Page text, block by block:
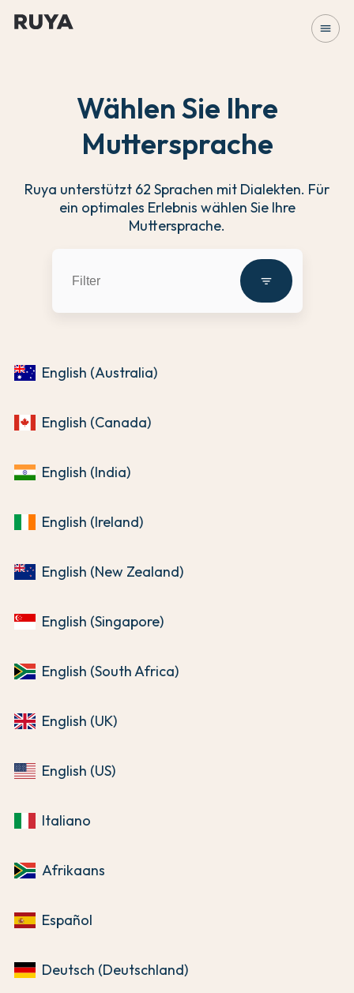
menu
Wählen Sie Ihre
Muttersprache
Ruya unterstützt 62 Sprachen mit Dialekten. Für
ein optimales Erlebnis wählen Sie Ihre
Muttersprache.
filter_list
English (Australia)
English (Canada)
English (India)
English (Ireland)
English (New Zealand)
English (Singapore)
English (South Africa)
English (UK)
English (US)
Italiano
Afrikaans
Español
Deutsch (Deutschland)